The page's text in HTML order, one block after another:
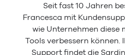
Seit fast 10 Jahren
Francesca mit
wie Unternehmen diese
Tools verbessern können.
Support findet die